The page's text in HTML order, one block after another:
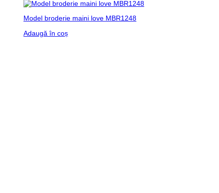
Model broderie maini love MBR1248
Adaugă în coș